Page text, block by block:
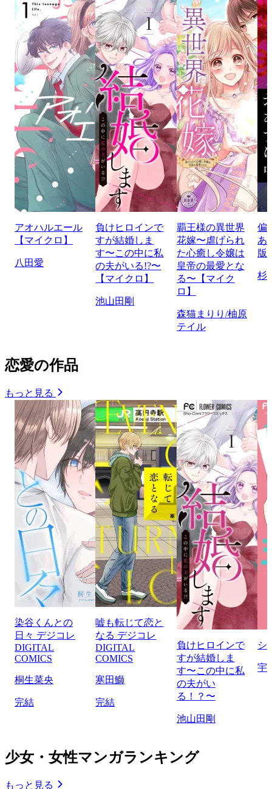
アオハルエール
【マイクロ】
八田愛
負けヒロインで
すが結婚しま
す〜この中に私
の夫がいる!?〜
【マイクロ】
池山田剛
覇王様の異世界
花嫁〜虐げられ
た心癒し令嬢は
皇帝の最愛とな
る〜【マイク
ロ】
森猫まりり/柚原
テイル
偏
あ
版
杉
恋愛の作品
もっと見る
染谷くんとの
日々 デジコレ
DIGITAL
COMICS
桐生菜央
完結
嘘も転じて恋と
なる デジコレ
DIGITAL
COMICS
寒田鰤
完結
負けヒロインで
すが結婚しま
す〜この中に私
の夫がい
る！？〜
池山田剛
シ
宇
少女・女性マンガランキング
もっと見る